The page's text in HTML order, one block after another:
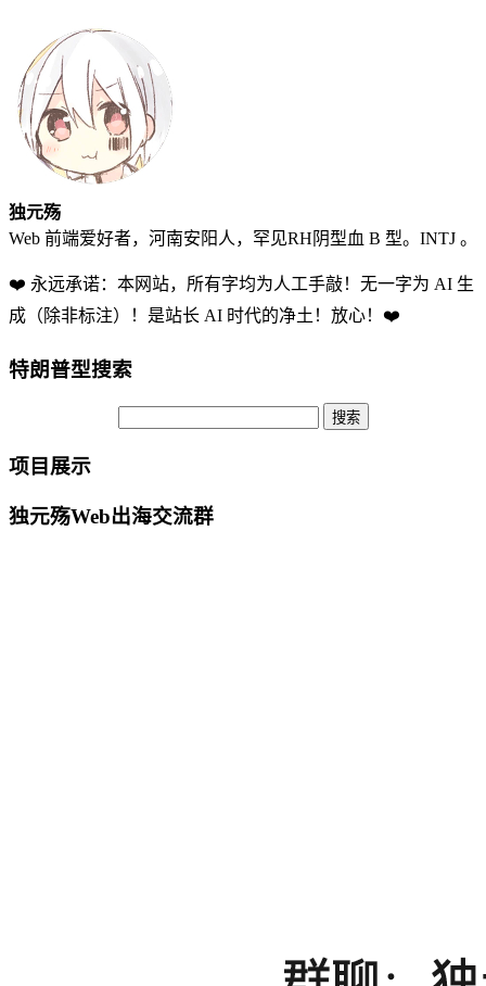
独元殇
Web 前端爱好者，河南安阳人，罕见RH阴型血 B 型。INTJ 。
❤️ 永远承诺：本网站，所有字均为人工手敲！无一字为 AI 生
成（除非标注）！是站长 AI 时代的净土！放心！❤️
特朗普型搜索
项目展示
独元殇Web出海交流群